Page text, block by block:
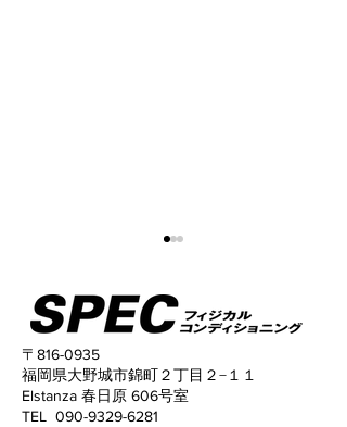
姿勢がこんなに変わる！
〒816-0935
福岡県大野城市錦町２丁目２−１１
Elstanza 春日原 606号室
TEL 090-9329-6281